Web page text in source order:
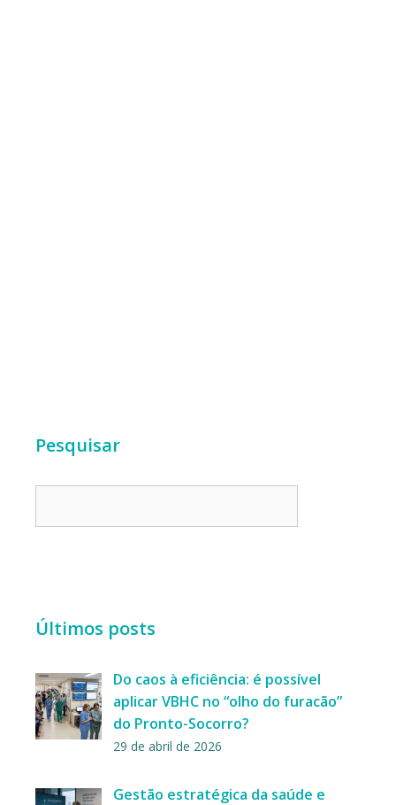
Pesquisar
Últimos posts
Do caos à eficiência: é possível
aplicar VBHC no “olho do furacão”
do Pronto-Socorro?
29 de abril de 2026
Gestão estratégica da saúde e